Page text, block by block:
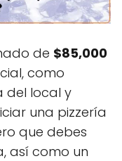
de $85,000
como
del local y
una pizzería
que debes
así como un